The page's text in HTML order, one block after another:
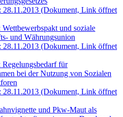
(Dokument, Link öffnet
und soziale
und Währungsunion
(Dokument, Link öffnet
für
bei der Nutzung von Sozialen
(Dokument, Link öffnet
und Pkw-Maut als